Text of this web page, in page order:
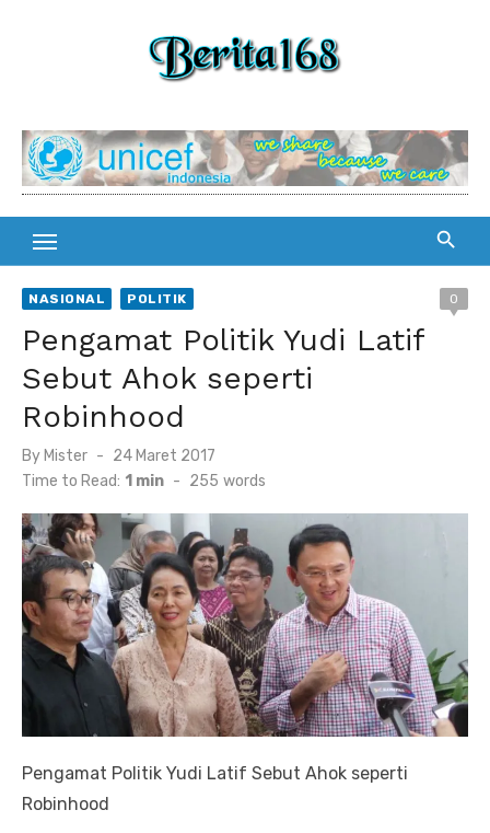
NASIONAL POLITIK 0
Pengamat Politik Yudi Latif
Sebut Ahok seperti
Robinhood
By Mister
Posted
on
24 Maret 2017
Time to Read: 1 min - 255 words
Pengamat Politik Yudi Latif Sebut Ahok seperti
Robinhood